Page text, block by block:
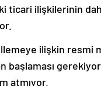
ticari ilişkilerinin
ilişkin resmi
başlaması
atmıyor.